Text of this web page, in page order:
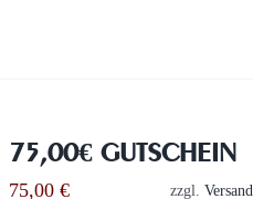
75,00€ GUTSCHEIN
75,00 € zzgl.Versand